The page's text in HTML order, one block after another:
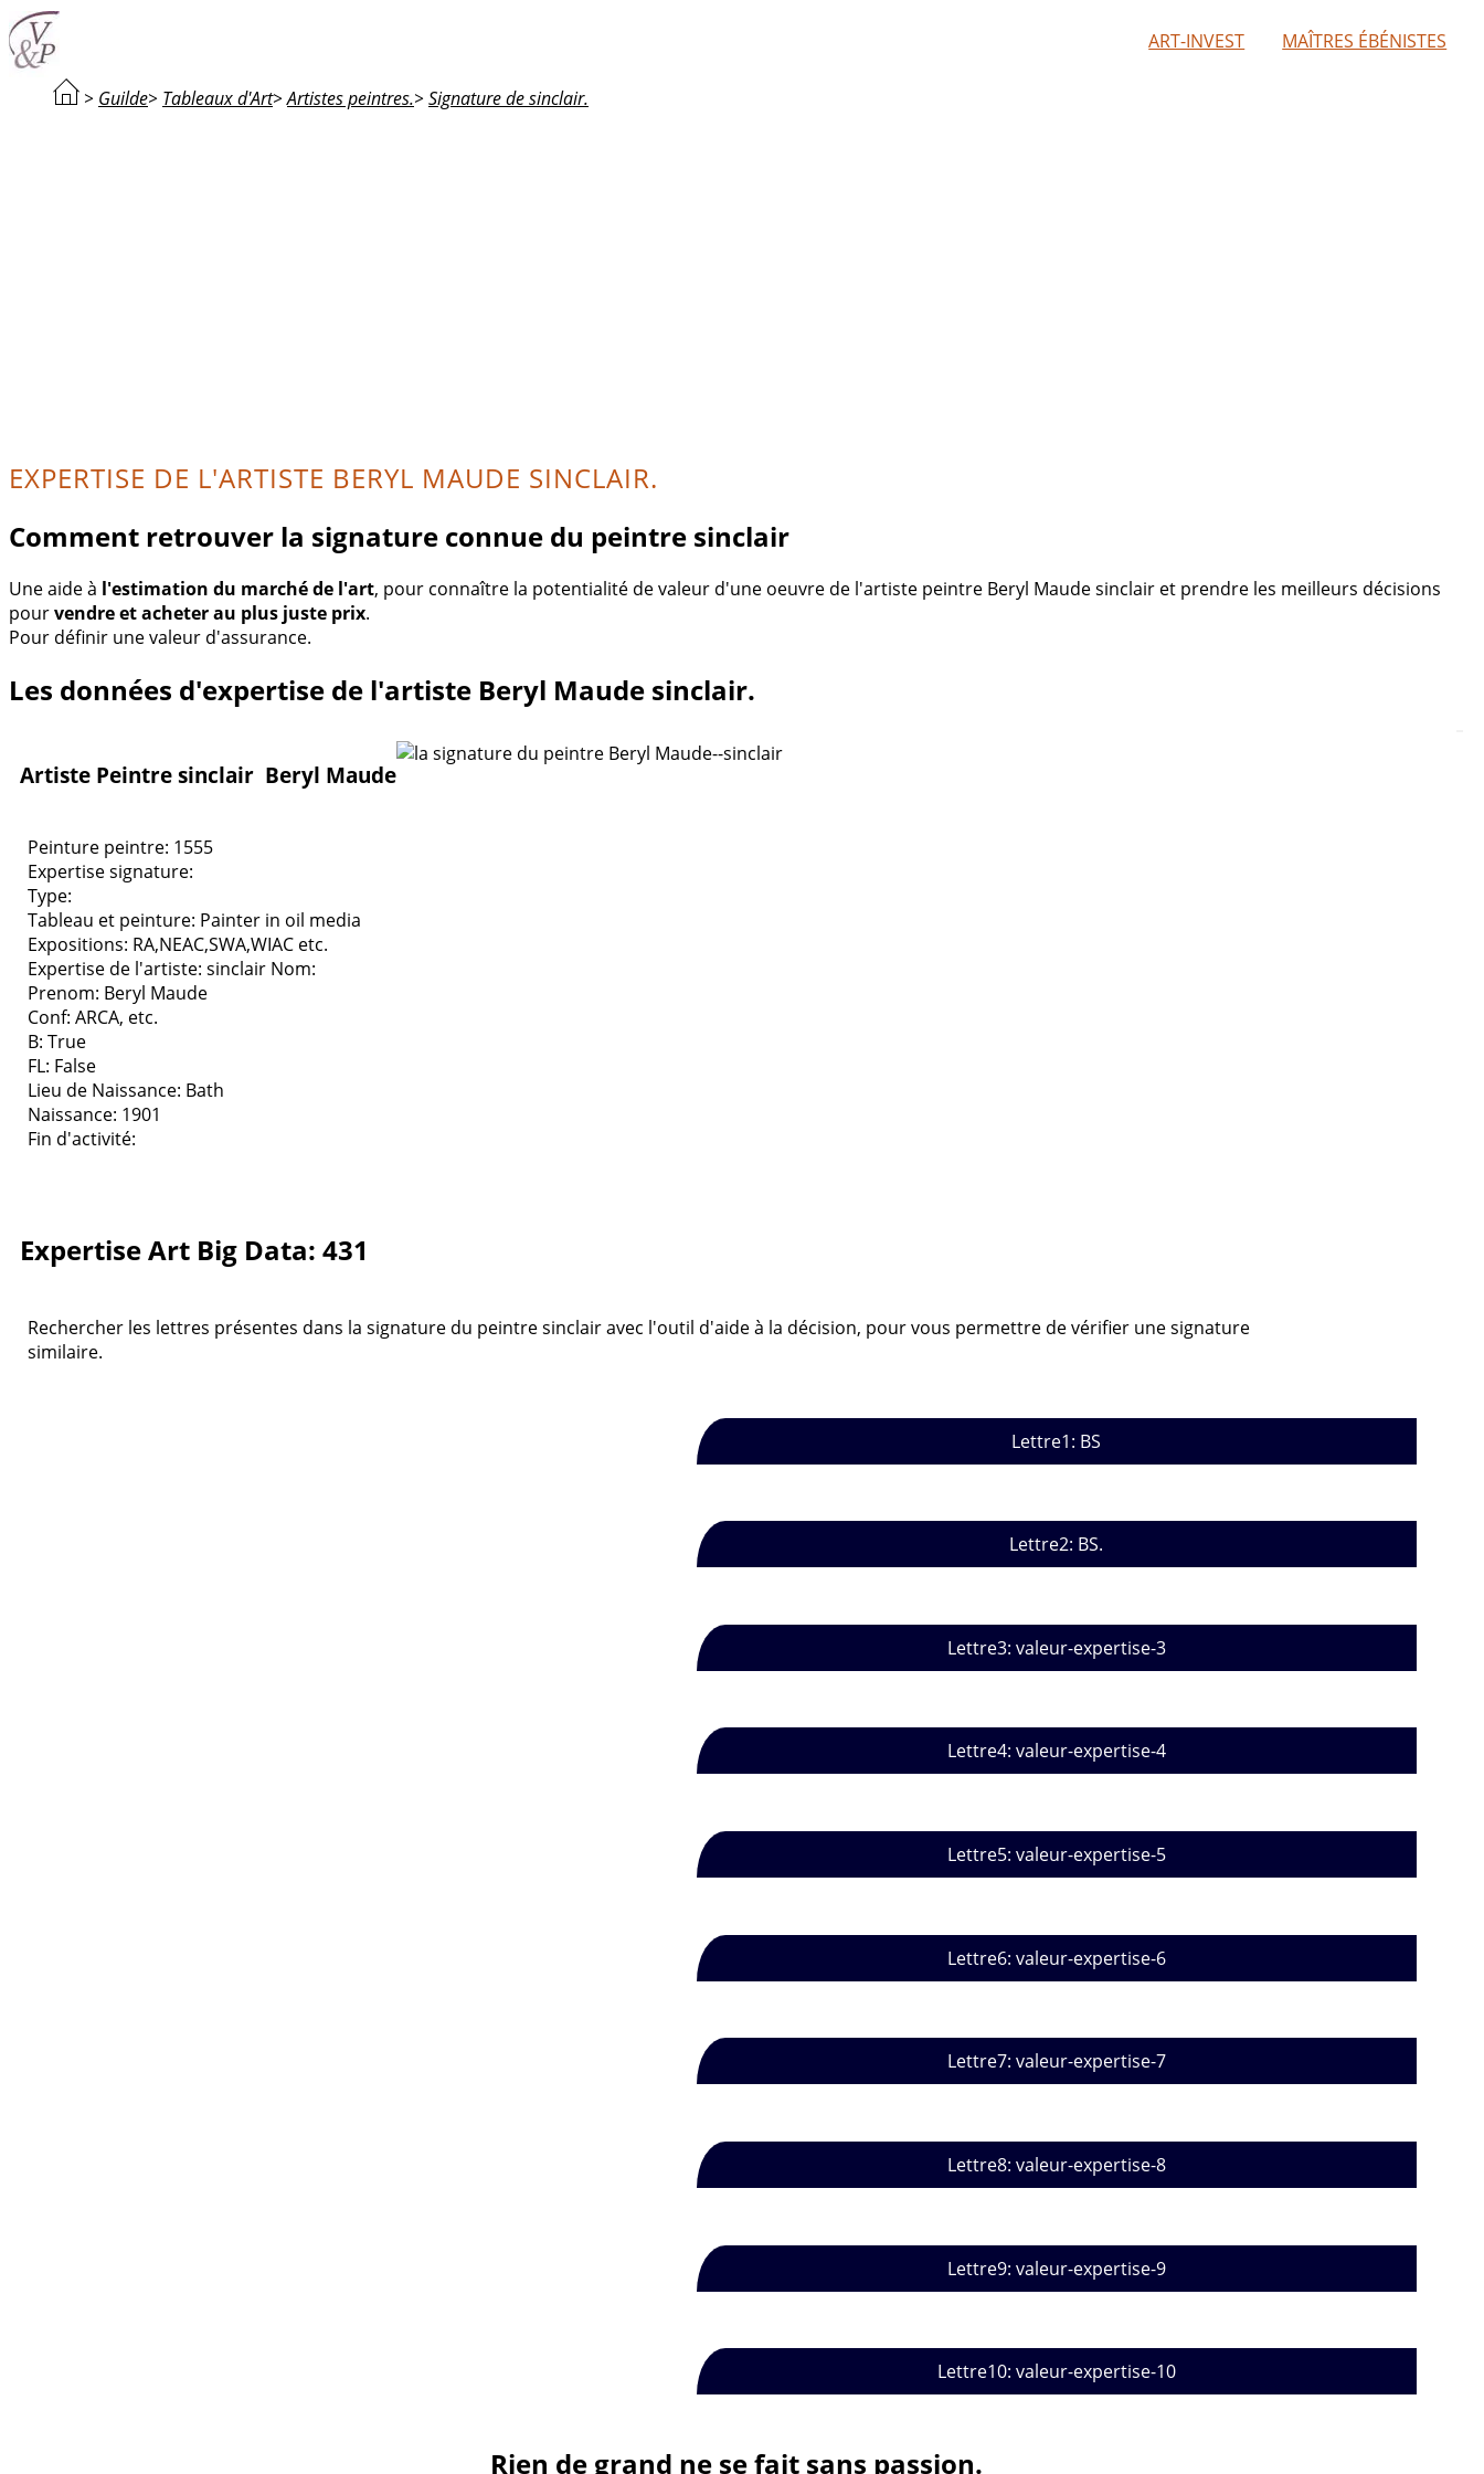
ART-INVEST MAÎTRES ÉBÉNISTES
> Guilde> Tableaux d'Art>Artistes peintres.> Signature de sinclair.
EXPERTISE DE L'ARTISTE BERYL MAUDE SINCLAIR.
Comment retrouver la signature connue du peintre sinclair
Une aide à l'estimation du marché de l'art, pour connaître la potentialité de valeur d'une oeuvre de l'artiste peintre Beryl Maude sinclair et prendre les meilleurs décisions
pourvendre et acheter au plus juste prix.
Pour définir une valeur d'assurance.
Les données d'expertise de l'artiste Beryl Maude sinclair.
Artiste Peintre sinclair Beryl Maude
Peinture peintre: 1555
Expertise signature:
Type:
Tableau et peinture: Painter in oil media
Expositions: RA,NEAC,SWA,WIAC etc.
Expertise de l'artiste: sinclair Nom:
Prenom: Beryl Maude
Conf: ARCA, etc.
B: True
FL: False
Lieu de Naissance: Bath
Naissance: 1901
Fin d'activité:
Expertise Art Big Data: 431
Rechercher les lettres présentes dans la signature du peintre sinclair avec l'outil d'aide à la décision, pour vous permettre de vérifier une signature
similaire.
Lettre1: BS
Lettre2: BS.
Lettre3: valeur-expertise-3
Lettre4: valeur-expertise-4
Lettre5: valeur-expertise-5
Lettre6: valeur-expertise-6
Lettre7: valeur-expertise-7
Lettre8: valeur-expertise-8
Lettre9: valeur-expertise-9
Lettre10: valeur-expertise-10
Rien de grand ne se fait sans passion.